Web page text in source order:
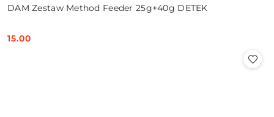
DAM Zestaw Method Feeder 25g+40g DETEK
Cena:
15.00